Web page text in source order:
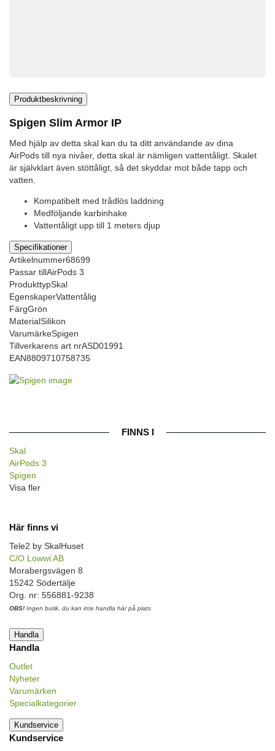
Produktbeskrivning
Spigen Slim Armor IP
Med hjälp av detta skal kan du ta ditt användande av dina
AirPods till nya nivåer, detta skal är nämligen vattentåligt. Skalet
är självklart även stöttåligt, så det skyddar mot både tapp och
vatten.
Kompatibelt med trådlös laddning
Medföljande karbinhake
Vattentåligt upp till 1 meters djup
Specifikationer
Artikelnummer68699
Passar tillAirPods 3
ProdukttypSkal
EgenskaperVattentålig
FärgGrön
MaterialSilikon
VarumärkeSpigen
Tillverkarens art nrASD01991
EAN8809710758735
FINNS I
Skal
AirPods 3
Spigen
Visa fler
Här finns vi
Tele2 by SkalHuset
C/O Lowwi AB
Morabergsvägen 8
15242 Södertälje
Org. nr: 556881-9238
OBS! Ingen butik, du kan inte handla här på plats
Handla
Handla
Outlet
Nyheter
Varumärken
Specialkategorier
Kundservice
Kundservice